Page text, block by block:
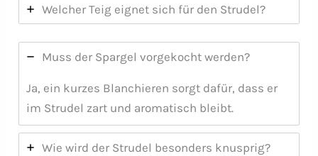
Welcher Teig eignet sich für den Strudel?
Muss der Spargel vorgekocht werden?
Ja, ein kurzes Blanchieren sorgt dafür, dass er
im Strudel zart und aromatisch bleibt.
Wie wird der Strudel besonders knusprig?